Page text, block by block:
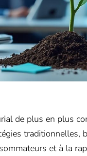
de plus en plus
et à la